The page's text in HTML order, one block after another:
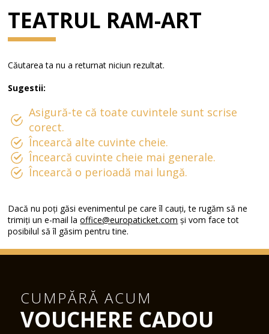
TEATRUL RAM-ART
Căutarea ta nu a returnat niciun rezultat.
Sugestii:
Asigură-te că toate cuvintele sunt scrise
corect.
Încearcă alte cuvinte cheie.
Încearcă cuvinte cheie mai generale.
Încearcă o perioadă mai lungă.
Dacă nu poți găsi evenimentul pe care îl cauți, te rugăm să ne
trimiți un e-mail laoffice@europaticket.com și vom face tot
posibilul să îl găsim pentru tine.
CUMPĂRĂ ACUM
VOUCHERE CADOU